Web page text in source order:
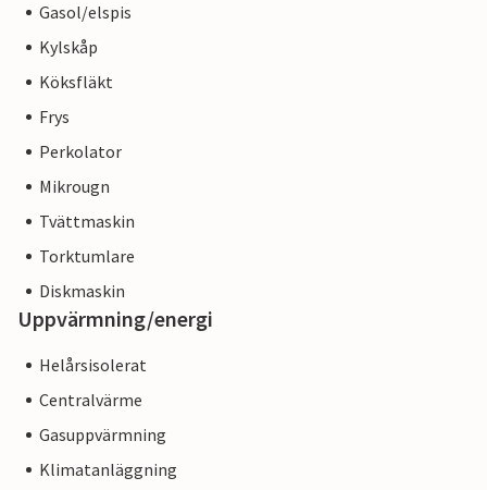
Gasol/elspis
Kylskåp
Köksfläkt
Frys
Perkolator
Mikrougn
Tvättmaskin
Torktumlare
Diskmaskin
Uppvärmning/energi
Helårsisolerat
Centralvärme
Gasuppvärmning
Klimatanläggning